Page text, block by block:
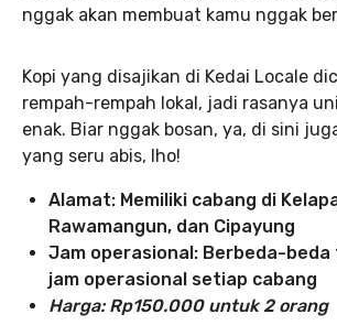
nggak akan membuat kamu nggak
Kopi yang disajikan di Kedai Locale
rempah-rempah lokal, jadi rasanya
enak. Biar nggak bosan, ya, di sini
yang seru abis, lho!
Alamat: Memiliki cabang di
Rawamangun, dan Cipayung
Jam operasional: Berbeda-
jam operasional setiap cabang
Harga: Rp150.000 untuk 2 orang